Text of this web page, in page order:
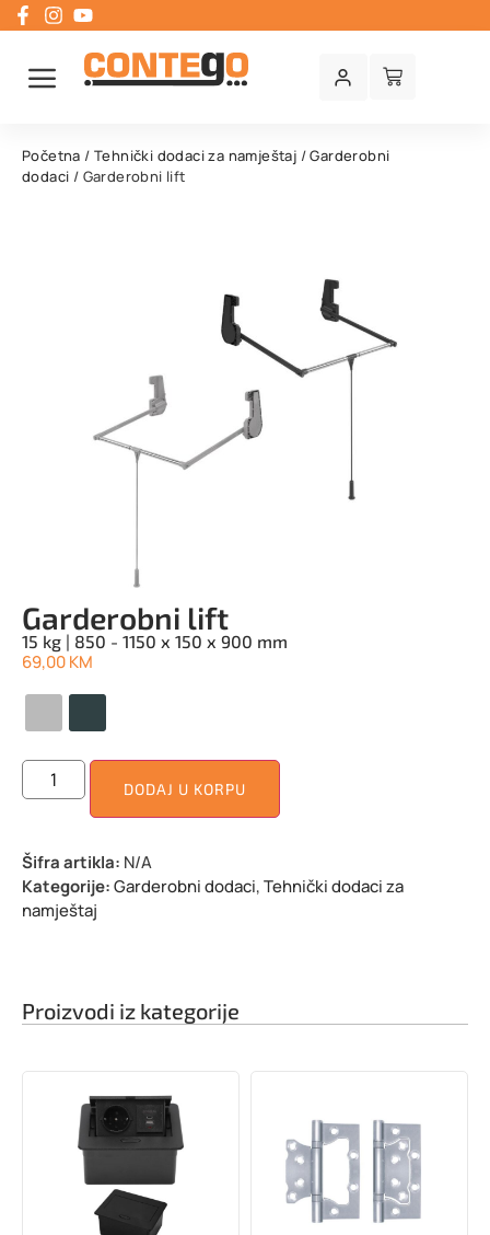
Početna /Tehnički dodaci za namještaj /Garderobni
dodaci / Garderobni lift
Garderobni lift
15 kg | 850 - 1150 x 150 x 900 mm
69,00KM
DODAJ U KORPU
Šifra artikla: N/A
Kategorije:Garderobni dodaci,Tehnički dodaci za
namještaj
Proizvodi iz kategorije